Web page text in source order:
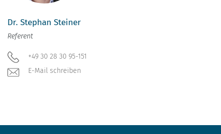
Dr. Stephan Steiner
Referent
+49 30 28 30 95-151
E-Mail schreiben